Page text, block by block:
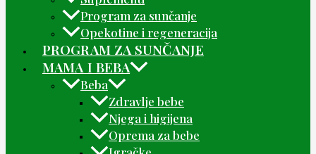
Program za sunčanje
Opekotine i regeneracija
PROGRAM ZA SUNČANJE
MAMA I BEBA
Beba
Zdravlje bebe
Njega i higijena
Oprema za bebe